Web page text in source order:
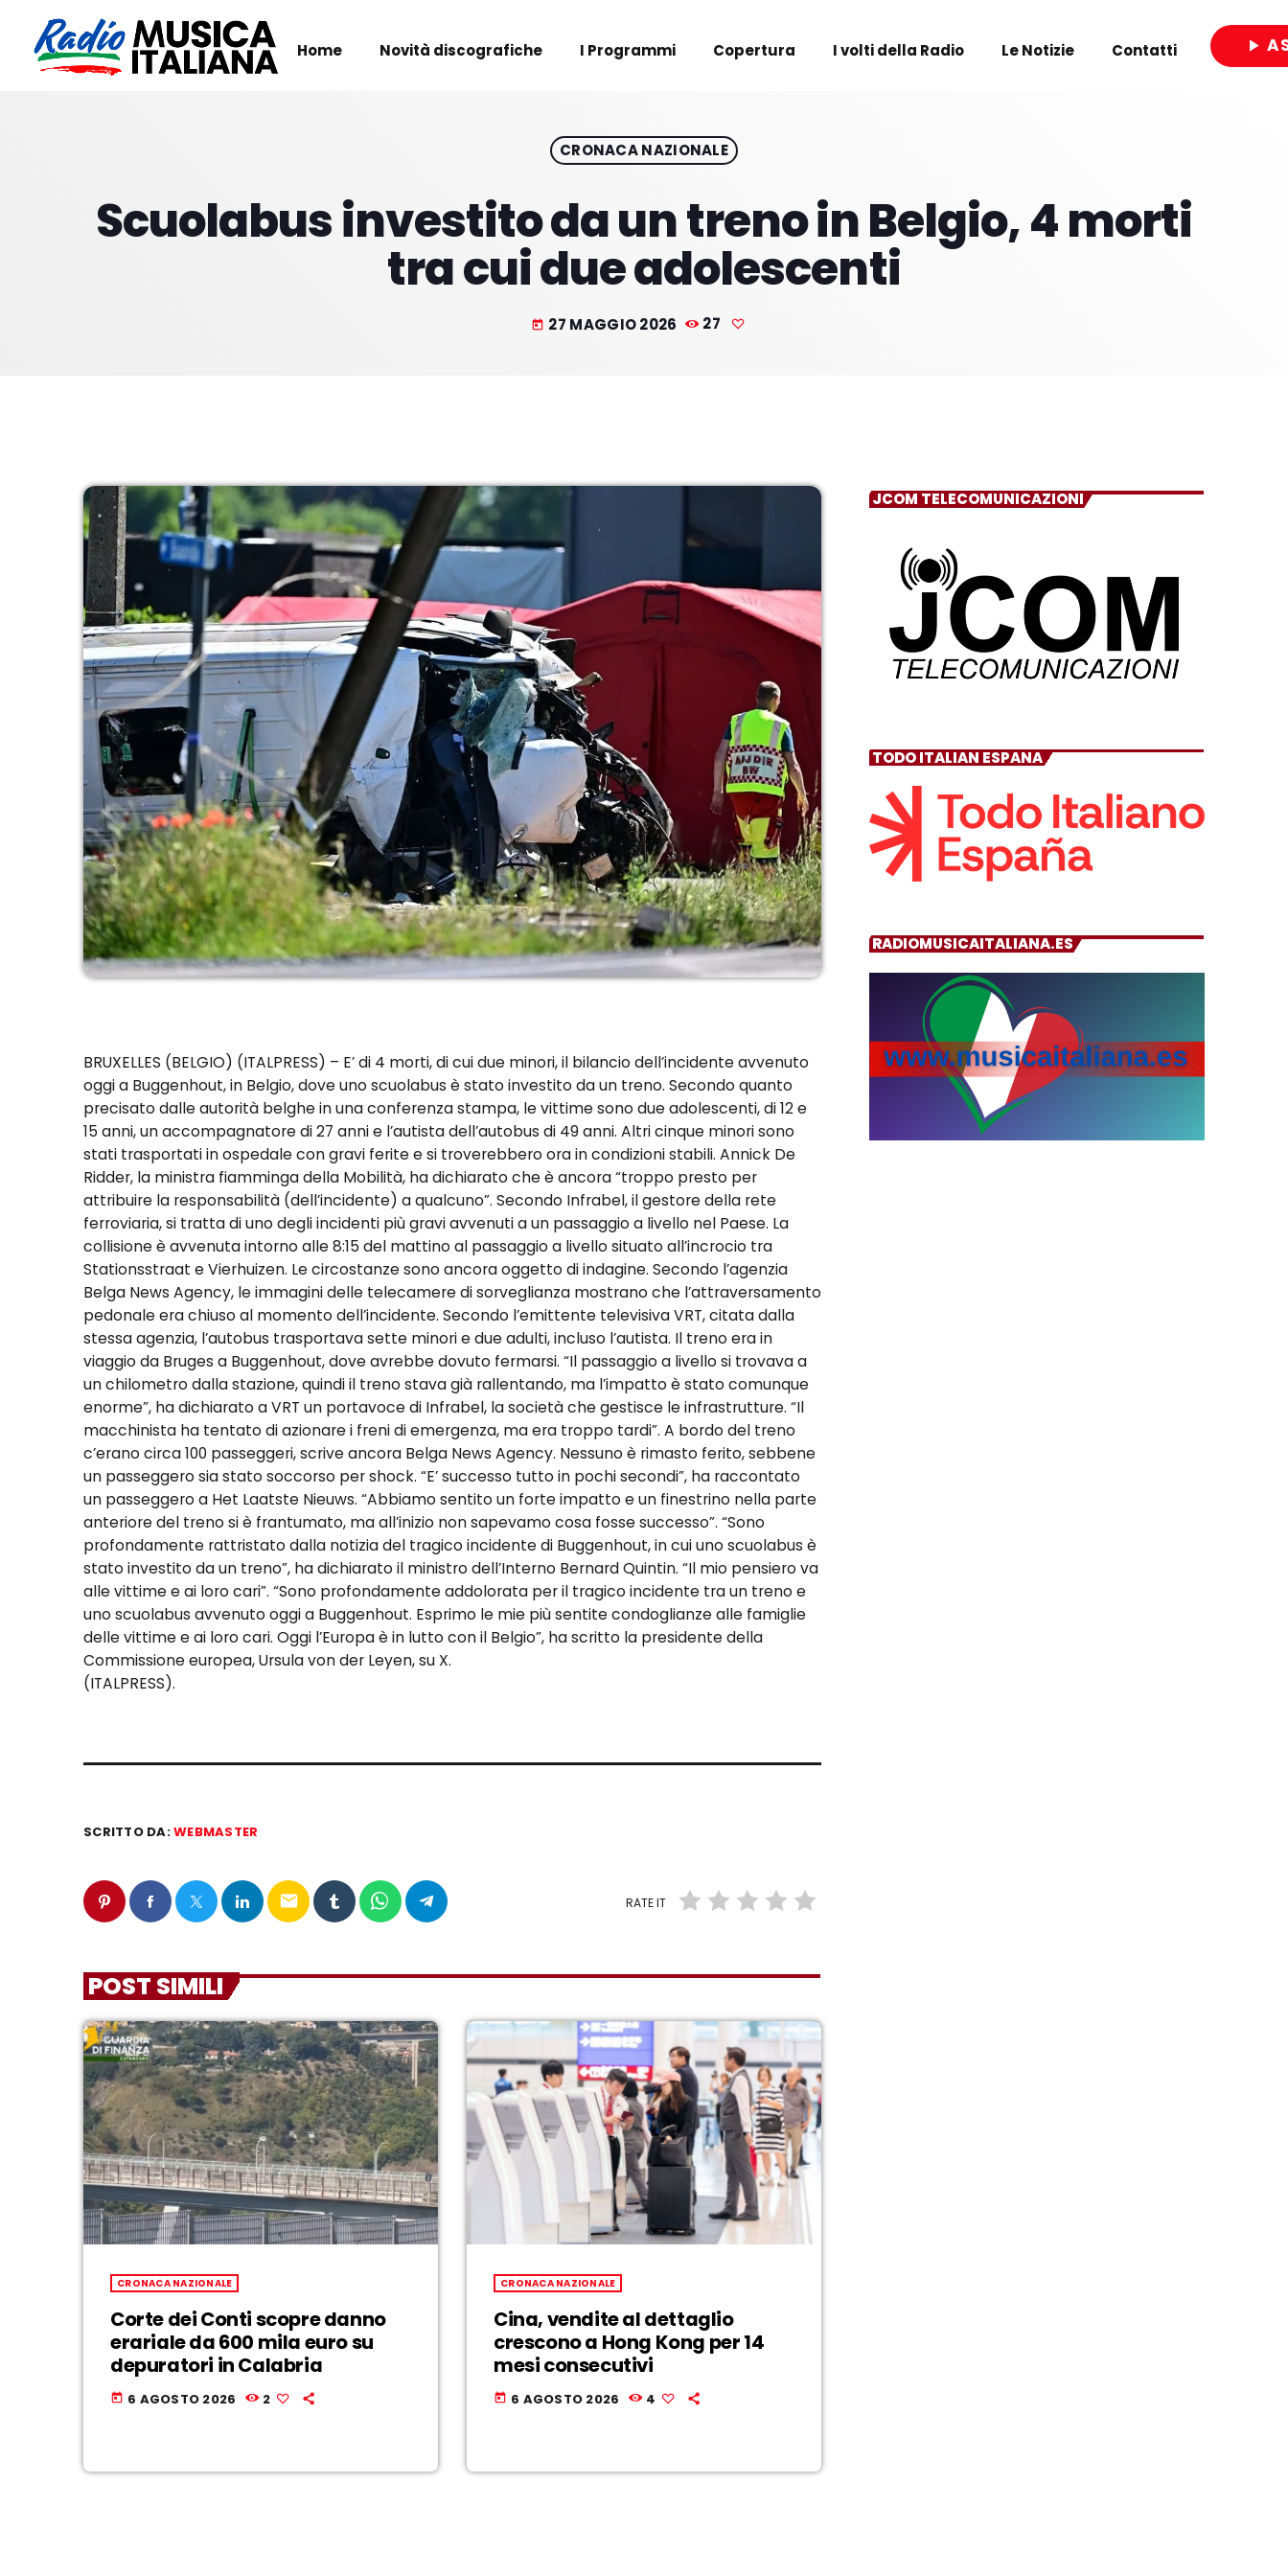
Home Novità discografiche I Programmi Copertura I volti della Radio Le Notizie Contatti play_arrow
CRONACA NAZIONALE
Scuolabus investito da un treno in Belgio, 4 morti
tra cui due adolescenti
today 27 MAGGIO 2026 27
BRUXELLES (BELGIO) (ITALPRESS) – E’ di 4 morti, di cui due minori, il bilancio dell’incidente avvenuto
oggi a Buggenhout, in Belgio, dove uno scuolabus è stato investito da un treno. Secondo quanto
precisato dalle autorità belghe in una conferenza stampa, le vittime sono due adolescenti, di 12 e
15 anni, un accompagnatore di 27 anni e l’autista dell’autobus di 49 anni. Altri cinque minori sono
stati trasportati in ospedale con gravi ferite e si troverebbero ora in condizioni stabili. Annick De
Ridder, la ministra fiamminga della Mobilità, ha dichiarato che è ancora “troppo presto per
attribuire la responsabilità (dell’incidente) a qualcuno”. Secondo Infrabel, il gestore della rete
ferroviaria, si tratta di uno degli incidenti più gravi avvenuti a un passaggio a livello nel Paese. La
collisione è avvenuta intorno alle 8:15 del mattino al passaggio a livello situato all’incrocio tra
Stationsstraat e Vierhuizen. Le circostanze sono ancora oggetto di indagine. Secondo l’agenzia
Belga News Agency, le immagini delle telecamere di sorveglianza mostrano che l’attraversamento
pedonale era chiuso al momento dell’incidente. Secondo l’emittente televisiva VRT, citata dalla
stessa agenzia, l’autobus trasportava sette minori e due adulti, incluso l’autista. Il treno era in
viaggio da Bruges a Buggenhout, dove avrebbe dovuto fermarsi. “Il passaggio a livello si trovava a
un chilometro dalla stazione, quindi il treno stava già rallentando, ma l’impatto è stato comunque
enorme”, ha dichiarato a VRT un portavoce di Infrabel, la società che gestisce le infrastrutture. “Il
macchinista ha tentato di azionare i freni di emergenza, ma era troppo tardi”. A bordo del treno
c’erano circa 100 passeggeri, scrive ancora Belga News Agency. Nessuno è rimasto ferito, sebbene
un passeggero sia stato soccorso per shock. “E’ successo tutto in pochi secondi”, ha raccontato
un passeggero a Het Laatste Nieuws. “Abbiamo sentito un forte impatto e un finestrino nella parte
anteriore del treno si è frantumato, ma all’inizio non sapevamo cosa fosse successo”. “Sono
profondamente rattristato dalla notizia del tragico incidente di Buggenhout, in cui uno scuolabus è
stato investito da un treno”, ha dichiarato il ministro dell’Interno Bernard Quintin. “Il mio pensiero va
alle vittime e ai loro cari”. “Sono profondamente addolorata per il tragico incidente tra un treno e
uno scuolabus avvenuto oggi a Buggenhout. Esprimo le mie più sentite condoglianze alle famiglie
delle vittime e ai loro cari. Oggi l’Europa è in lutto con il Belgio”, ha scritto la presidente della
Commissione europea, Ursula von der Leyen, su X.
(ITALPRESS).
SCRITTO DA:WEBMASTER
email RATE IT
POST SIMILI
CRONACA NAZIONALE
Corte dei Conti scopre danno
erariale da 600 mila euro su
depuratori in Calabria
today 6 AGOSTO 2026 2
CRONACA NAZIONALE
Cina, vendite al dettaglio
crescono a Hong Kong per 14
mesi consecutivi
today 6 AGOSTO 2026 4
JCOM TELECOMUNICAZIONI
TODO ITALIAN ESPANA
RADIOMUSICAITALIANA.ES